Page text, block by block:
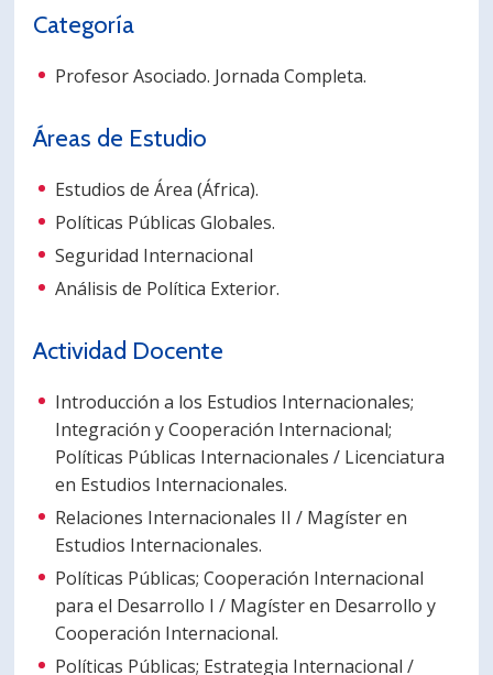
Categoría
Profesor Asociado. Jornada Completa.
Áreas de Estudio
Estudios de Área (África).
Políticas Públicas Globales.
Seguridad Internacional
Análisis de Política Exterior.
Actividad Docente
Introducción a los Estudios Internacionales;
Integración y Cooperación Internacional;
Políticas Públicas Internacionales / Licenciatura
en Estudios Internacionales.
Relaciones Internacionales II / Magíster en
Estudios Internacionales.
Políticas Públicas; Cooperación Internacional
para el Desarrollo I / Magíster en Desarrollo y
Cooperación Internacional.
Políticas Públicas; Estrategia Internacional /